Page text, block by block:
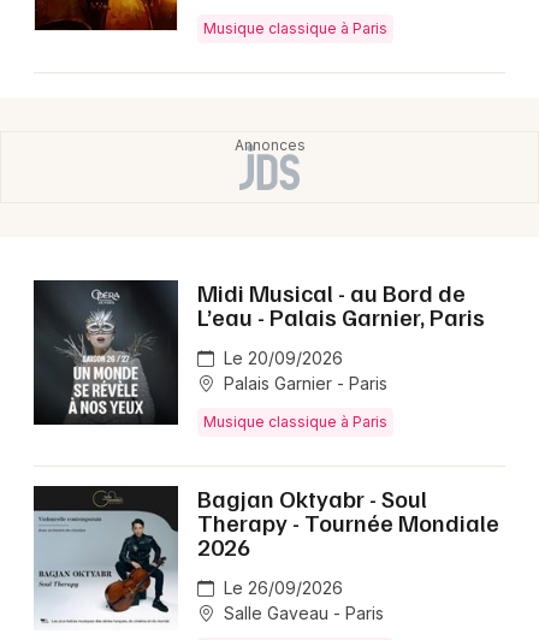
Musique classique à Paris
Midi Musical - au Bord de
L’eau - Palais Garnier, Paris
Le 20/09/2026
Palais Garnier - Paris
Musique classique à Paris
Bagjan Oktyabr - Soul
Therapy - Tournée Mondiale
2026
Le 26/09/2026
Salle Gaveau - Paris